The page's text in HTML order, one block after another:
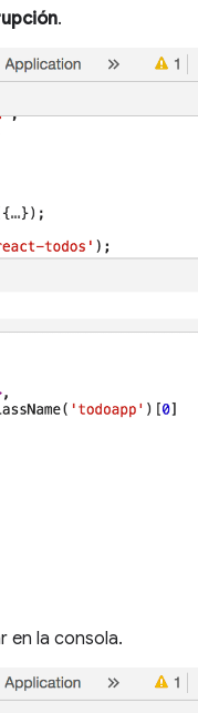
.
en la consola.